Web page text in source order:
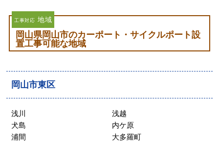
工事対応 地域
岡山県岡山市のカーポート・サイクルポート設
置工事可能な地域
岡山市東区
浅川
浅越
犬島
内ケ原
浦間
大多羅町